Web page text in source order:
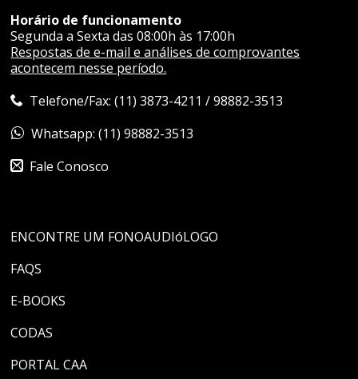
Horário de funcionamento
Segunda a Sexta das 08:00h às 17:00h
Respostas de e-mail e análises de comprovantes
acontecem nesse período.
Telefone/Fax: (11) 3873-4211 / 98882-3513
Whatsapp: (11) 98882-3513
Fale Conosco
ENCONTRE UM FONOAUDIóLOGO
FAQS
E-BOOKS
CODAS
PORTAL CAA